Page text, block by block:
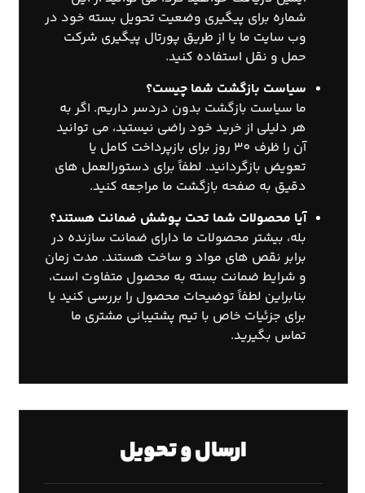
شماره برای پیگیری وضعیت تحویل بسته خود در
وب سایت ما یا از طریق پورتال پیگیری شرکت
حمل و نقل استفاده کنید.
سیاست بازگشت شما چیست؟
ما سیاست بازگشت بدون دردسر داریم. اگر به
هر دلیلی از خرید خود راضی نیستید، می توانید
آن را ظرف 30 روز برای بازپرداخت کامل یا
تعویض بازگردانید. لطفاً برای دستورالعمل های
دقیق به صفحه بازگشت ما مراجعه کنید.
آیا محصولات شما تحت پوشش ضمانت هستند؟
بله، بیشتر محصولات ما دارای ضمانت سازنده در
برابر نقص های مواد و ساخت هستند. مدت زمان
و شرایط ضمانت بسته به محصول متفاوت است،
بنابراین لطفاً توضیحات محصول را بررسی کنید یا
برای جزئیات خاص با تیم پشتیبانی مشتری ما
تماس بگیرید.
ارسال و تحویل